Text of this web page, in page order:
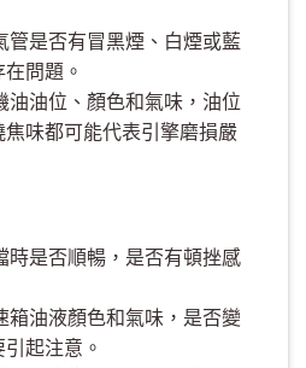
管是否有冒黑煙、白煙或藍
問題。
油油位、顏色和氣味，油位
味都可能代表引擎磨損嚴
時是否順暢，是否有頓挫感
箱油液顏色和氣味，是否變
起注意。